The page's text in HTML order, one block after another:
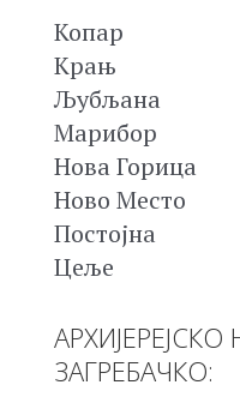
Копар
Крањ
Љубљана
Марибор
Нова Горица
Ново Место
Постојна
Цеље
ЗАГРЕБАЧКО: